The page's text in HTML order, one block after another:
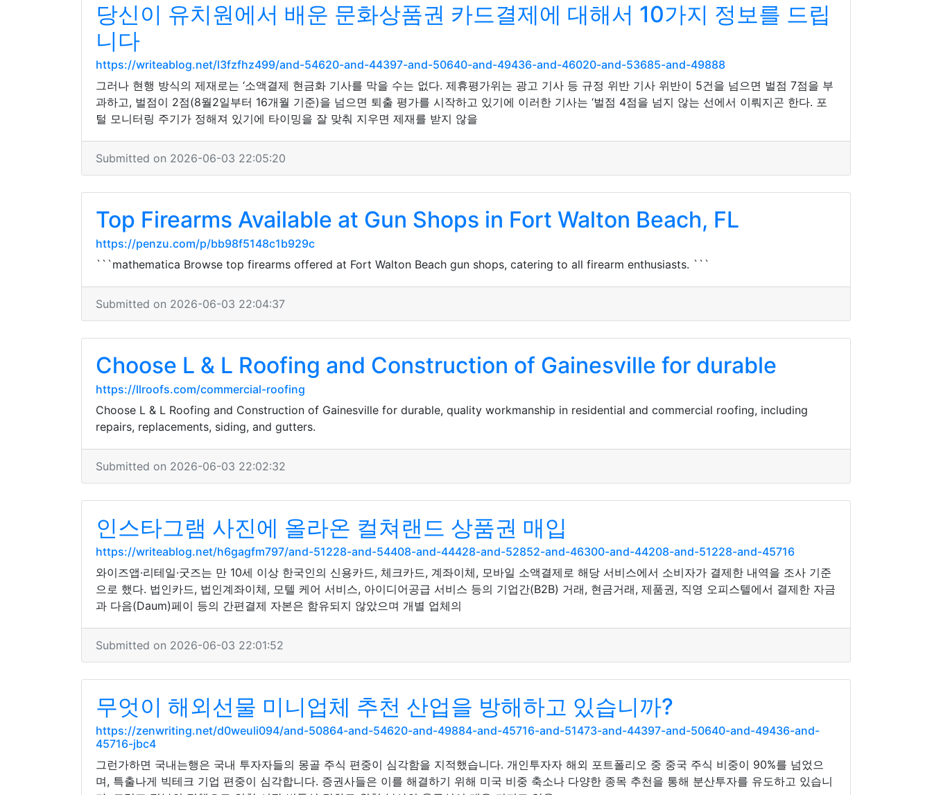
당신이 유치원에서 배운 문화상품권 카드결제에 대해서 10가지 정보를 드립
니다
https://writeablog.net/l3fzfhz499/and-54620-and-44397-and-50640-and-49436-and-46020-and-53685-and-49888
그러나 현행 방식의 제재로는 ‘소액결제 현금화 기사를 막을 수는 없다. 제휴평가위는 광고 기사 등 규정 위반 기사 위반이 5건을 넘으면 벌점 7점을 부
과하고, 벌점이 2점(8월2일부터 16개월 기준)을 넘으면 퇴출 평가를 시작하고 있기에 이러한 기사는 ‘벌점 4점을 넘지 않는 선에서 이뤄지곤 한다. 포
털 모니터링 주기가 정해져 있기에 타이밍을 잘 맞춰 지우면 제재를 받지 않을
Submitted on 2026-06-03 22:05:20
Top Firearms Available at Gun Shops in Fort Walton Beach, FL
https://penzu.com/p/bb98f5148c1b929c
```mathematica Browse top firearms offered at Fort Walton Beach gun shops, catering to all firearm enthusiasts. ```
Submitted on 2026-06-03 22:04:37
Choose L & L Roofing and Construction of Gainesville for durable
https://llroofs.com/commercial-roofing
Choose L & L Roofing and Construction of Gainesville for durable, quality workmanship in residential and commercial roofing, including
repairs, replacements, siding, and gutters.
Submitted on 2026-06-03 22:02:32
인스타그램 사진에 올라온 컬쳐랜드 상품권 매입
https://writeablog.net/h6gagfm797/and-51228-and-54408-and-44428-and-52852-and-46300-and-44208-and-51228-and-45716
와이즈앱·리테일·굿즈는 만 10세 이상 한국인의 신용카드, 체크카드, 계좌이체, 모바일 소액결제로 해당 서비스에서 소비자가 결제한 내역을 조사 기준
으로 했다. 법인카드, 법인계좌이체, 모텔 케어 서비스, 아이디어공급 서비스 등의 기업간(B2B) 거래, 현금거래, 제품권, 직영 오피스텔에서 결제한 자금
과 다음(Daum)페이 등의 간편결제 자본은 함유되지 않았으며 개별 업체의
Submitted on 2026-06-03 22:01:52
무엇이 해외선물 미니업체 추천 산업을 방해하고 있습니까?
https://zenwriting.net/d0weuli094/and-50864-and-54620-and-49884-and-45716-and-51473-and-44397-and-50640-and-49436-and-
45716-jbc4
그런가하면 국내는행은 국내 투자자들의 몽골 주식 편중이 심각함을 지적했습니다. 개인투자자 해외 포트폴리오 중 중국 주식 비중이 90%를 넘었으
며, 특출나게 빅테크 기업 편중이 심각합니다. 증권사들은 이를 해결하기 위해 미국 비중 축소나 다양한 종목 추천을 통해 분산투자를 유도하고 있습니